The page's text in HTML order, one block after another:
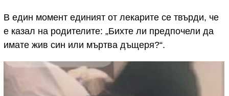
В един момент единият от лекарите се твърди, че
е казал на родителите: „Бихте ли предпочели да
имате жив син или мъртва дъщеря?“.